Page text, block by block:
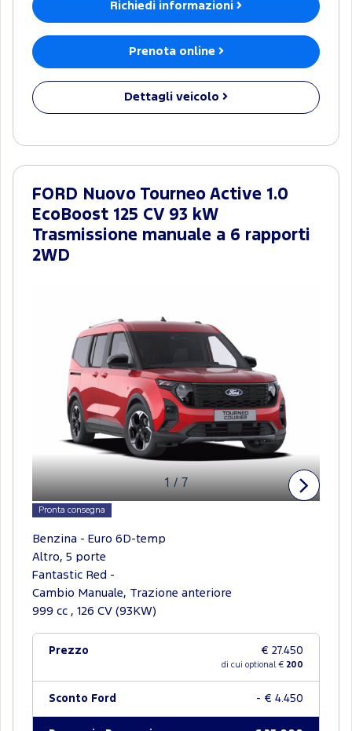
Richiedi informazioni
Prenota online
Dettagli veicolo
FORD Nuovo Tourneo Active 1.0
EcoBoost 125 CV 93 kW
Trasmissione manuale a 6 rapporti
2WD
1/7
Pronta consegna
Benzina - Euro 6D-temp
Altro, 5 porte
Fantastic Red -
Cambio Manuale, Trazione anteriore
999 cc , 126 CV (93KW)
Prezzo € 27.450
di cui optional € 200
Sconto Ford - € 4.450